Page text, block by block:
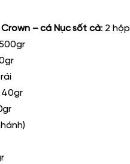
– cá Nục sốt cà: 2 hộp
40gr